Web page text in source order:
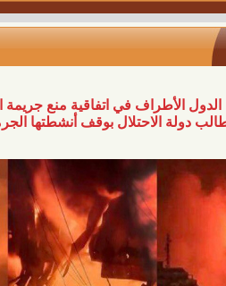
في اتفاقية منع جريمة الإبادة
بوقف أنشطتها الجرمية في